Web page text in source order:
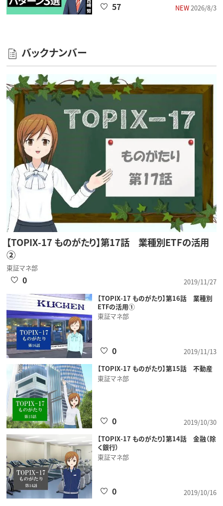
NEW2026/8/3
57
バックナンバー
【TOPIX-17 ものがたり】第17話 業種別ETFの活用
②
東証マネ部
2019/11/27
0
【TOPIX-17 ものがたり】第16話 業種別
ETFの活用①
東証マネ部
2019/11/13
0
【TOPIX-17 ものがたり】第15話 不動産
東証マネ部
2019/10/30
0
【TOPIX-17 ものがたり】第14話 金融（除
く銀行）
東証マネ部
2019/10/16
0